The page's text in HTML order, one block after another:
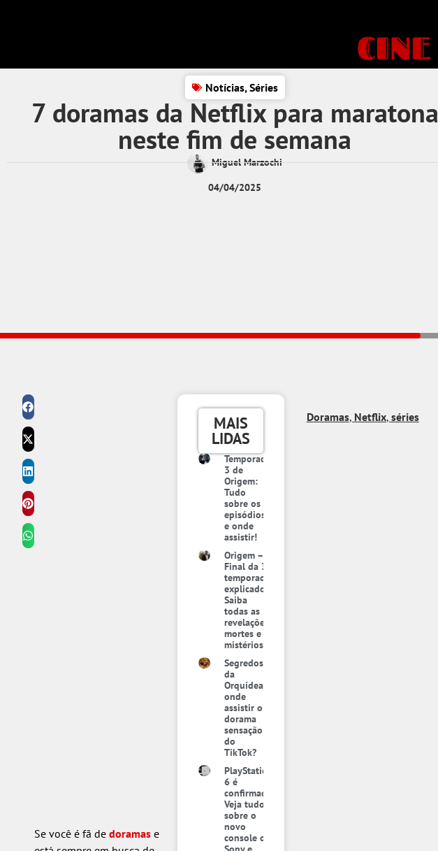
Notícias,Séries
7 doramas da Netflix para maratona
neste fim de semana
Miguel Marzochi
04/04/2025
Se você é fã de doramase
MAIS
LIDAS
Temporada
3 de
Origem:
Tudo
sobre os
episódios
e onde
assistir!
Origem –
Final da 3ª
temporada
explicado:
Saiba
todas as
revelações,
mortes e
mistérios
Segredos
da
Orquídea:
onde
assistir o
dorama
sensação
do
TikTok?
PlayStation
6 é
confirmado:
Veja tudo
sobre o
novo
console da
Doramas, Netflix, séries